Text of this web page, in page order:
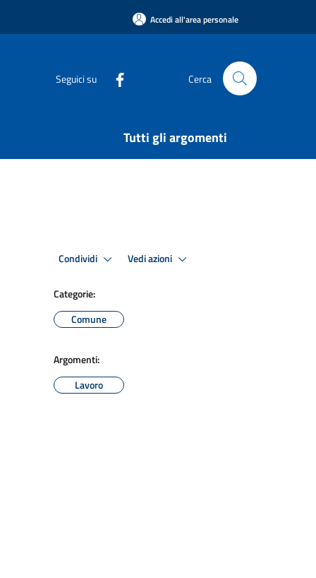
Accedi all'area personale
Seguici su Cerca
Tutti gli argomenti
Condividi Vedi azioni
Categorie:
Comune
Argomenti:
Lavoro